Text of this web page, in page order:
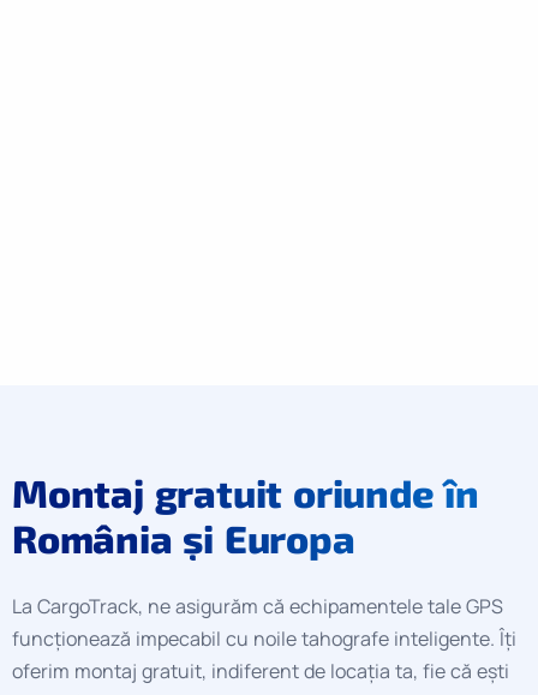
Montaj gratuit oriunde în
România și Europa
La CargoTrack, ne asigurăm că echipamentele tale GPS
funcționează impecabil cu noile tahografe inteligente. Îți
oferim montaj gratuit, indiferent de locația ta, fie că ești